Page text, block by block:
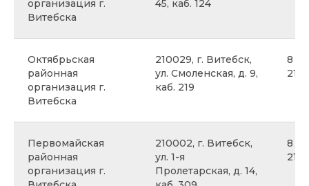
организация г.
Витебска
45, каб. 124
Октябрьская
районная
организация г.
Витебска
210029, г. Витебск,
ул. Смоленская, д. 9,
каб. 219
8
21
Первомайская
районная
организация г.
210002, г. Витебск,
ул. 1-я
Пролетарская, д. 14,
8
21